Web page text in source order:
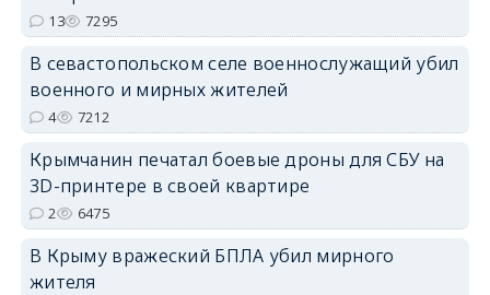
13 7295
В севастопольском селе военнослужащий убил
военного и мирных жителей
4 7212
Крымчанин печатал боевые дроны для СБУ на
3D-принтере в своей квартире
2 6475
В Крыму вражеский БПЛА убил мирного
жителя